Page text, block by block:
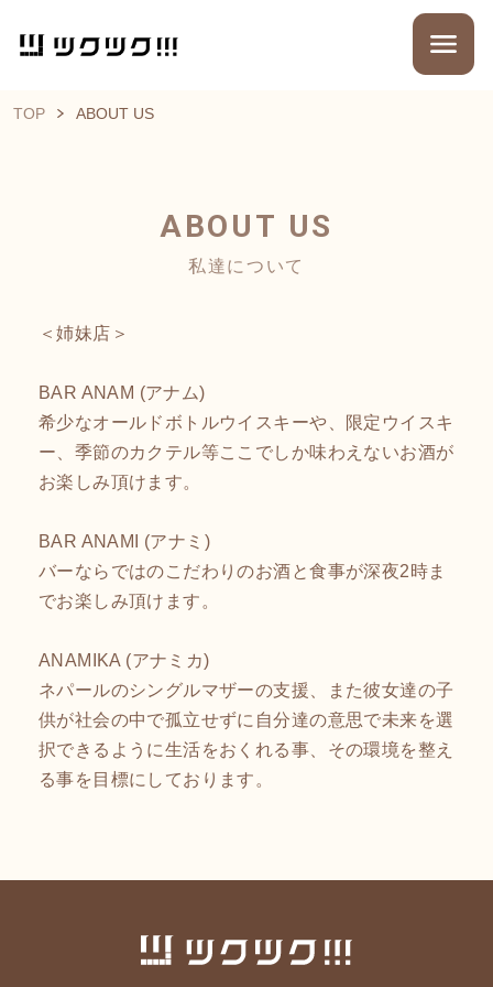
TOP ABOUT US
ABOUT US
私達について
＜姉妹店＞
BAR ANAM (アナム)
希少なオールドボトルウイスキーや、限定ウイスキ
ー、季節のカクテル等ここでしか味わえないお酒が
お楽しみ頂けます。
BAR ANAMI (アナミ)
バーならではのこだわりのお酒と食事が深夜2時ま
でお楽しみ頂けます。
ANAMIKA (アナミカ)
ネパールのシングルマザーの支援、また彼女達の子
供が社会の中で孤立せずに自分達の意思で未来を選
択できるように生活をおくれる事、その環境を整え
る事を目標にしております。